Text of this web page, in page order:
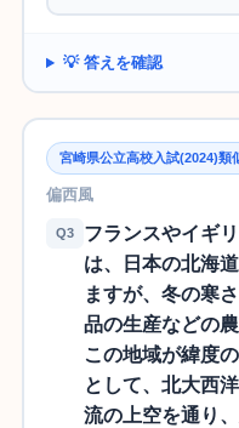
💡 答えを確認
宮崎県公立高校入試(2024)類
偏西風
Q3
フランスやイギ
は、日本の北海
ますが、冬の寒
品の生産などの
この地域が緯度
として、北大西
流の上空を通り